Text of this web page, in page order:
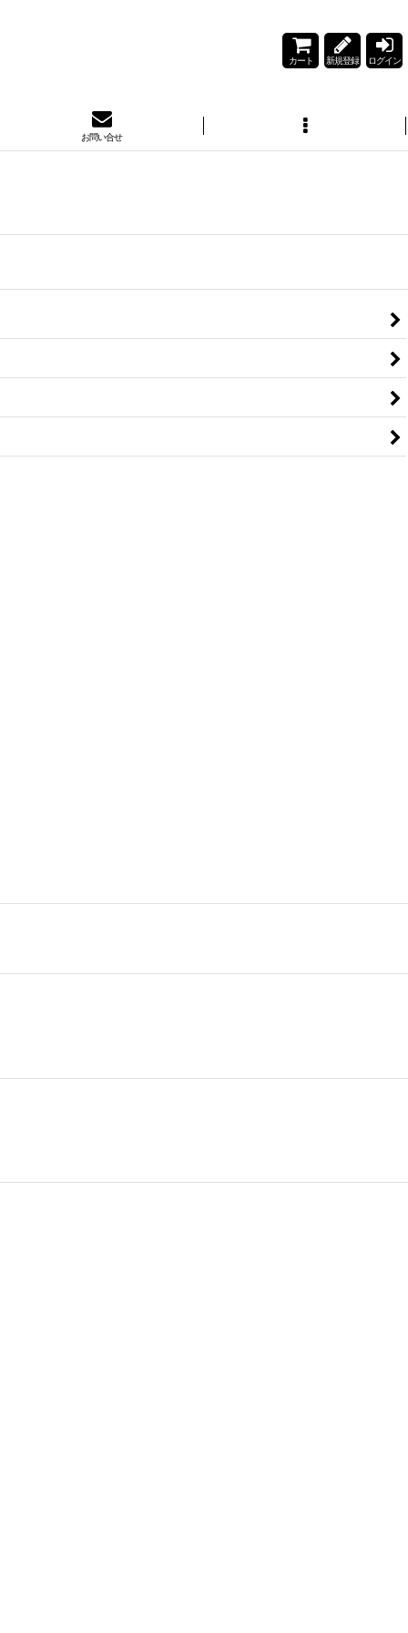
カート 新規登録 ログイン
お問い合せ